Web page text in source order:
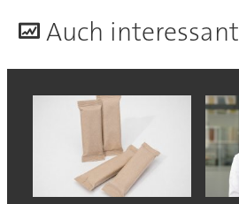
Auch interessant